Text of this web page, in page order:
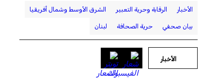
الأخبار الرقابة وحرية التعبير الشرق الأوسط وشمال أفريقيا
بيان صحفي حرية الصحافة لبنان
الأخبار